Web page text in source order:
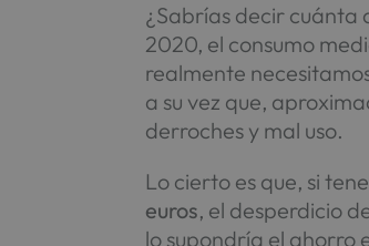
¿Sabrías decir cuánta
2020, el consumo
realmente
a su vez que,
derroches y mal uso.
Lo cierto es que, si
euros, el desperdicio
lo supondría el ahorro